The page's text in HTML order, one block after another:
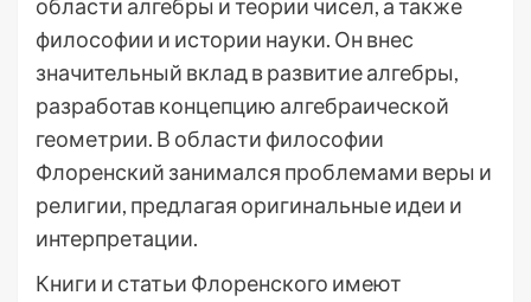
области алгебры и теории чисел, а также
философии и истории науки. Он внес
значительный вклад в развитие алгебры,
разработав концепцию алгебраической
геометрии. В области философии
Флоренский занимался проблемами веры и
религии, предлагая оригинальные идеи и
интерпретации.
Книги и статьи Флоренского имеют